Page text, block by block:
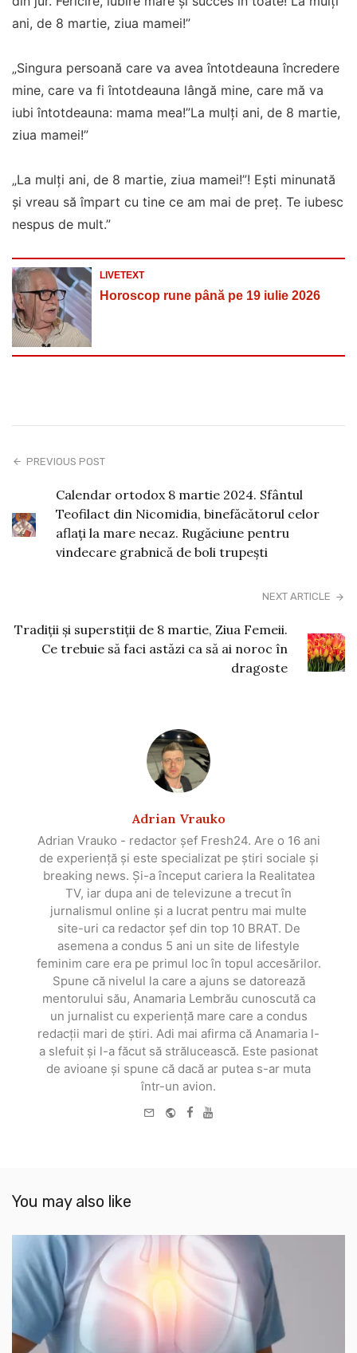
ani, de 8 martie, ziua mamei!”
„Singura persoană care va avea întotdeauna încredere
mine, care va fi întotdeauna lângă mine, care mă va
iubi întotdeauna: mama mea!”La mulţi ani, de 8 martie,
ziua mamei!”
„La mulţi ani, de 8 martie, ziua mamei!”! Eşti minunată
şi vreau să împart cu tine ce am mai de preţ. Te iubesc
nespus de mult.”
LIVETEXT
Horoscop rune până pe 19 iulie 2026
PREVIOUS POST
Calendar ortodox 8 martie 2024. Sfântul
Teofilact din Nicomidia, binefăcătorul celor
aflați la mare necaz. Rugăciune pentru
vindecare grabnică de boli trupești
NEXT ARTICLE
Tradiţii şi superstiţii de 8 martie, Ziua Femeii.
Ce trebuie să faci astăzi ca să ai noroc în
dragoste
Adrian Vrauko
Adrian Vrauko - redactor șef Fresh24. Are o 16 ani
de experiență și este specializat pe știri sociale și
breaking news. Și-a început cariera la Realitatea
TV, iar dupa ani de televizune a trecut în
jurnalismul online și a lucrat pentru mai multe
site-uri ca redactor șef din top 10 BRAT. De
asemena a condus 5 ani un site de lifestyle
feminim care era pe primul loc în topul accesărilor.
Spune că nivelul la care a ajuns se datorează
mentorului său, Anamaria Lembrău cunoscută ca
un jurnalist cu experiență mare care a condus
redacții mari de știri. Adi mai afirma că Anamaria l-
a slefuit și l-a făcut să strălucească. Este pasionat
de avioane și spune că dacă ar putea s-ar muta
într-un avion.
e-
WebsiteFacebook
You may also like